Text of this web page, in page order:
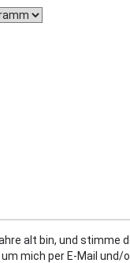
alt bin, und stimme
mich per E-Mail